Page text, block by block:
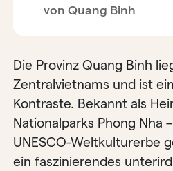
von Quang Binh
Die Provinz Quang Binh
Zentralvietnams und ist
Kontraste. Bekannt als
Nationalparks Phong Nha
UNESCO-Weltkulturerbe
ein faszinierendes